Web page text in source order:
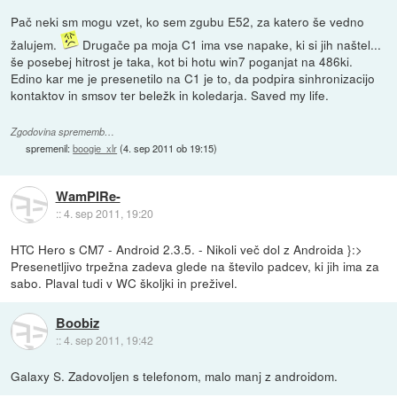
Pač neki sm mogu vzet, ko sem zgubu E52, za katero še vedno
žalujem.
Drugače pa moja C1 ima vse napake, ki si jih naštel...
še posebej hitrost je taka, kot bi hotu win7 poganjat na 486ki.
Edino kar me je presenetilo na C1 je to, da podpira sinhronizacijo
kontaktov in smsov ter beležk in koledarja. Saved my life.
Zgodovina sprememb…
spremenil:boogie_xlr(4. sep 2011 ob 19:15)
WamPIRe-
::4. sep 2011, 19:20
HTC Hero s CM7 - Android 2.3.5. - Nikoli več dol z Androida }:>
Presenetljivo trpežna zadeva glede na število padcev, ki jih ima za
sabo. Plaval tudi v WC školjki in preživel.
Boobiz
::4. sep 2011, 19:42
Galaxy S. Zadovoljen s telefonom, malo manj z androidom.